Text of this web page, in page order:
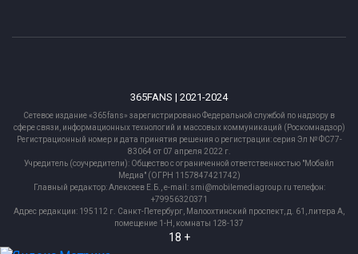
365FANS | 2021-2024
Сетевое издание «365fans» зарегистрировано Федеральной службой по надзору в
сфере связи, информационных технологий и массовых коммуникаций (Роскомнадзор)
Регистрационный номер и дата принятия решения о регистрации: серия Эл № ФС77-
83064 от 07 апреля 2022 г.
Учредитель (соучредители): Общество с ограниченной ответственностью "Мобайл
Медиа" (ОГРН 1157847421742)
Главный редактор: Алексеев Е.Б., e-mail: smi@mobilemediagroup.ru телефон:
+79956320371
Адрес редакции: 195112 г. Санкт-Петербург, Малоохтинский проспект, д. 61, литера А,
помещение 1-Н, комнаты 128-137
18 +